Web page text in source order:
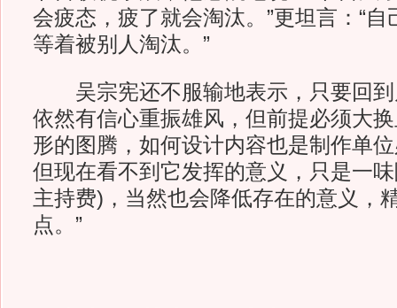
会疲态，疲了就会淘汰。”更坦言：“
等着被别人淘汰。”
吴宗宪还不服输地表示，只要回到
依然有信心重振雄风，但前提必须大
形的图腾，如何设计内容也是制作单
但现在看不到它发挥的意义，只是一
主持费)，当然也会降低存在的意义，
点。”